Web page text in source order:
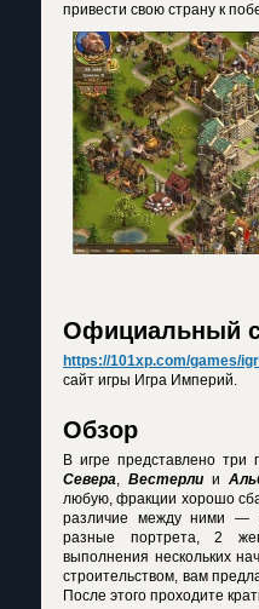
привести свою страну к
Официальный
https://101xp.com/games/
сайт игры Игра Империй.
Обзор
В игре представлено три
Севера, Вестерлии
любую, фракции хорошо
различие между ними —
разные портрета, 2
выполнения нескольких
строительством, вам
После этого проходите